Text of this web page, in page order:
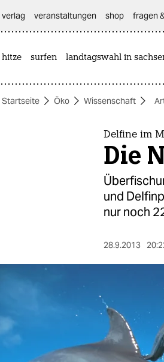
themen
wahrheit
verlag
veranstaltungen shop fragen
hitze surfen landtagswahl in
Startseite Öko Wissenschaft
Delfine im
Die
und
nur noch
28.9.2013